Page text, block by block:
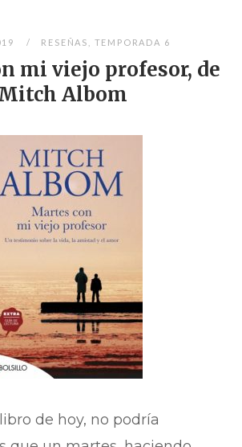
RESEÑAS TEMPORADA 6
mi viejo profesor, de
Albom
de hoy, no podría